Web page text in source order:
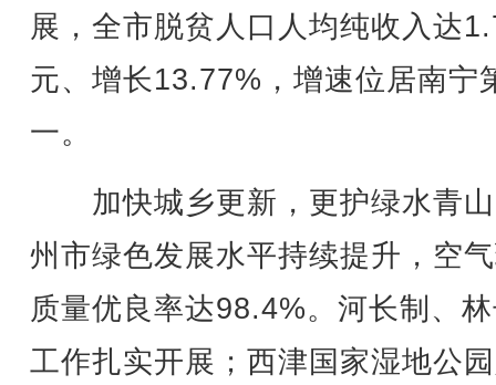
展，全市脱贫人口人均纯收入达
元、增长13.77%，增速位居南宁
一。
加快城乡更新，更护绿水青
州市绿色发展水平持续提升，空
质量优良率达98.4%。河长制、
工作扎实开展；西津国家湿地公